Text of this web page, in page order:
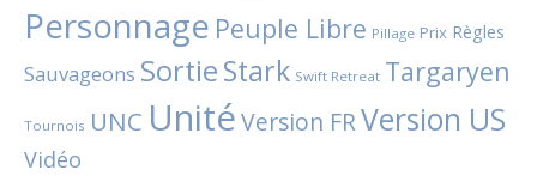
Personnage Peuple Libre Pillage Prix Règles
Sauvageons SortieStark Swift Retreat Targaryen
Tournois UNC UnitéVersion FRVersion US
Vidéo